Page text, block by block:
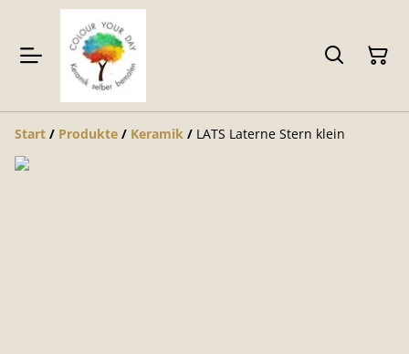
Start / Produkte / Keramik / LATS Laterne Stern klein